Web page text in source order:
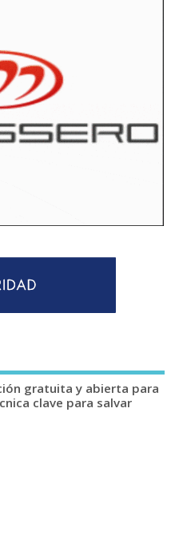
gratuita y abierta para
clave para salvar